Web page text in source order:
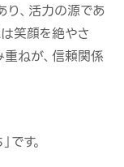
り、活力の源であ
は笑顔を絶やさ
重ねが、信頼関係
です。